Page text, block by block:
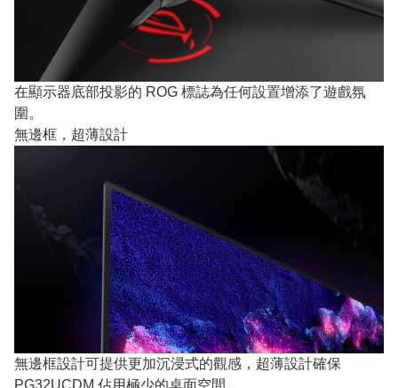
在顯示器底部投影的 ROG 標誌為任何設置增添了遊戲氛
圍。
無邊框，超薄設計
無邊框設計可提供更加沉浸式的觀感，超薄設計確保
PG32UCDM 佔用極少的桌面空間。